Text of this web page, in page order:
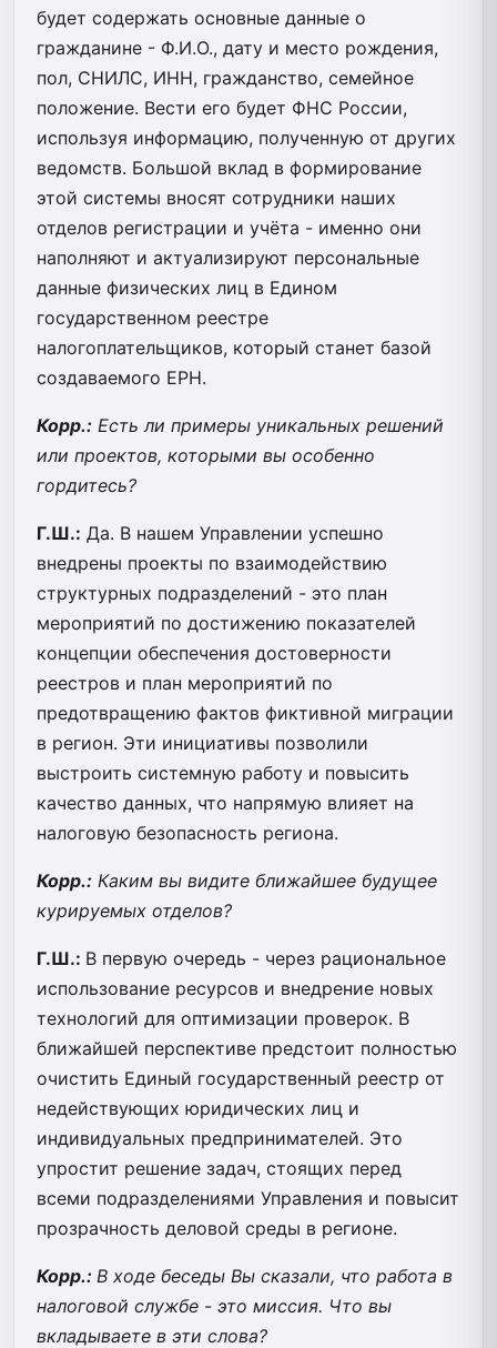
будет содержать основные данные о
гражданине - Ф.И.О., дату и место рождения,
пол, СНИЛС, ИНН, гражданство, семейное
положение. Вести его будет ФНС России,
используя информацию, полученную от других
ведомств. Большой вклад в формирование
этой системы вносят сотрудники наших
отделов регистрации и учёта - именно они
наполняют и актуализируют персональные
данные физических лиц в Едином
государственном реестре
налогоплательщиков, который станет базой
создаваемого ЕРН.
Корр.: Есть ли примеры уникальных решений
или проектов, которыми вы особенно
гордитесь?
Г.Ш.: Да. В нашем Управлении успешно
внедрены проекты по взаимодействию
структурных подразделений - это план
мероприятий по достижению показателей
концепции обеспечения достоверности
реестров и план мероприятий по
предотвращению фактов фиктивной миграции
в регион. Эти инициативы позволили
выстроить системную работу и повысить
качество данных, что напрямую влияет на
налоговую безопасность региона.
Корр.: Каким вы видите ближайшее будущее
курируемых отделов?
Г.Ш.: В первую очередь - через рациональное
использование ресурсов и внедрение новых
технологий для оптимизации проверок. В
ближайшей перспективе предстоит полностью
очистить Единый государственный реестр от
недействующих юридических лиц и
индивидуальных предпринимателей. Это
упростит решение задач, стоящих перед
всеми подразделениями Управления и повысит
прозрачность деловой среды в регионе.
Корр.: В ходе беседы Вы сказали, что работа в
налоговой службе - это миссия. Что вы
вкладываете в эти слова?